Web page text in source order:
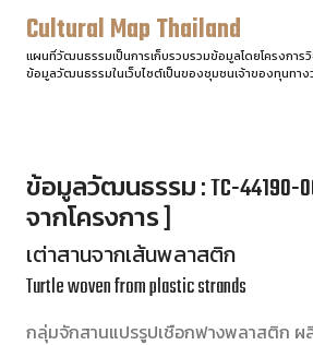
Cultural Map Thailand
แผนที่วัฒนธรรมเป็นการเก็บรวบรวมข้อมูลโดยโครงการ
ข้อมูลวัฒนธรรมในเว็บไซต์เป็นของชุมชนเจ้าของทุนทา
ข้อมูลวัฒนธรรม : TC-44190-
จากโครงการ ]
เต่าสานจากเส้นพลาสติก
Turtle woven from plastic strands
กลุ่มจักสานแปรรูปเชือกฟางพลาสติก ผ